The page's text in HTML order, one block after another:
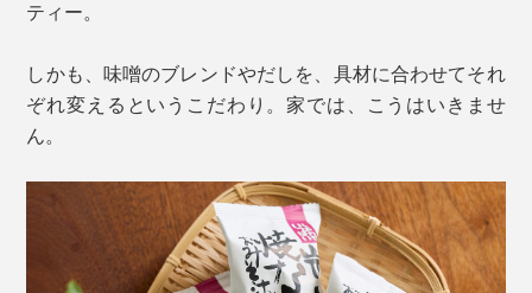
ティー。
しかも、味噌のブレンドやだしを、具材に合わせてそれ
ぞれ変えるというこだわり。家では、こうはいきませ
ん。